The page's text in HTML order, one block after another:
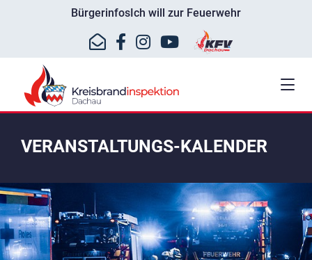
BürgerinfosIch will zur Feuerwehr
VERANSTALTUNGS-KALENDER